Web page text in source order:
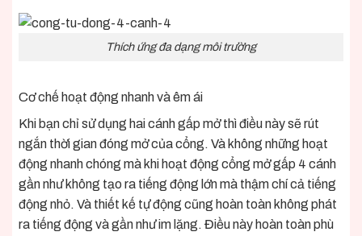
Thích ứng đa dạng môi trường
Cơ chế hoạt động nhanh và êm ái
Khi bạn chỉ sử dụng hai cánh gấp mở thì điều này sẽ rút
ngắn thời gian đóng mở của cổng. Và không những hoạt
động nhanh chóng mà khi hoạt động cổng mở gấp 4 cánh
gần như không tạo ra tiếng động lớn mà thậm chí cả tiếng
động nhỏ. Và thiết kế tự động cũng hoàn toàn không phát
ra tiếng động và gần như im lặng. Điều này hoàn toàn phù